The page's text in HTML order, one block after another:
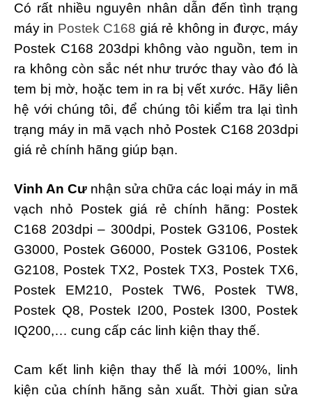
Có rất nhiều nguyên nhân dẫn đến tình trạng
máy in Postek C168 giá rẻ không in được, máy
Postek C168 203dpi không vào nguồn, tem in
ra không còn sắc nét như trước thay vào đó là
tem bị mờ, hoặc tem in ra bị vết xước. Hãy liên
hệ với chúng tôi, để chúng tôi kiểm tra lại tình
trạng máy in mã vạch nhỏ Postek C168 203dpi
giá rẻ chính hãng giúp bạn.
Vinh An Cư nhận sửa chữa các loại máy in mã
vạch nhỏ Postek giá rẻ chính hãng: Postek
C168 203dpi – 300dpi, Postek G3106, Postek
G3000, Postek G6000, Postek G3106, Postek
G2108, Postek TX2, Postek TX3, Postek TX6,
Postek EM210, Postek TW6, Postek TW8,
Postek Q8, Postek I200, Postek I300, Postek
IQ200,… cung cấp các linh kiện thay thế.
Cam kết linh kiện thay thế là mới 100%, linh
kiện của chính hãng sản xuất. Thời gian sửa